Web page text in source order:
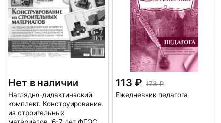
Нет в наличии
Наглядно-дидактический
комплект. Конструирование
из строительных
113
173
Ежедневник педагога